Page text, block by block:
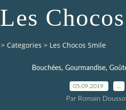
Les
> Categories > Les Chocos Smile
Bouchées, Gourmandise,
05.09.2019
Par Romain